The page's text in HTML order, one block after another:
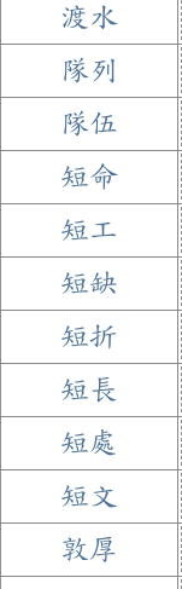
渡水
隊列
隊伍
短命
短工
短缺
短折
短長
短處
短文
敦厚